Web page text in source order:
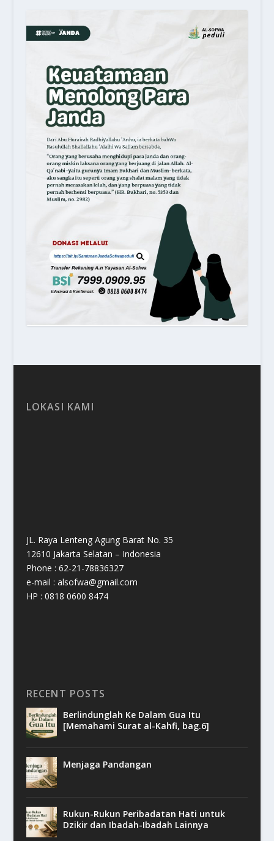
LOKASI KAMI
JL. Raya Lenteng Agung Barat No. 35
12610 Jakarta Selatan – Indonesia
Phone : 62-21-78836327
e-mail : alsofwa@gmail.com
HP : 0818 0600 8474
RECENT POSTS
Berlindunglah Ke Dalam Gua Itu
[Memahami Surat al-Kahfi, bag.6]
Menjaga Pandangan
Rukun-Rukun Peribadatan Hati untuk
Dzikir dan Ibadah-Ibadah Lainnya